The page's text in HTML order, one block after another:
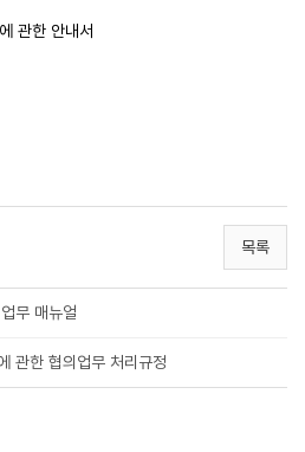
관한 안내서
목록
무 매뉴얼
관한 협의업무 처리규정